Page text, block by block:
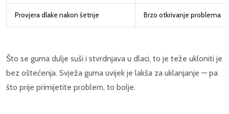
Provjera dlake nakon šetnje Brzo otkrivanje problema
Što se guma dulje suši i stvrdnjava u dlaci, to je teže ukloniti je
bez oštećenja. Svježa guma uvijek je lakša za uklanjanje — pa
što prije primijetite problem, to bolje.